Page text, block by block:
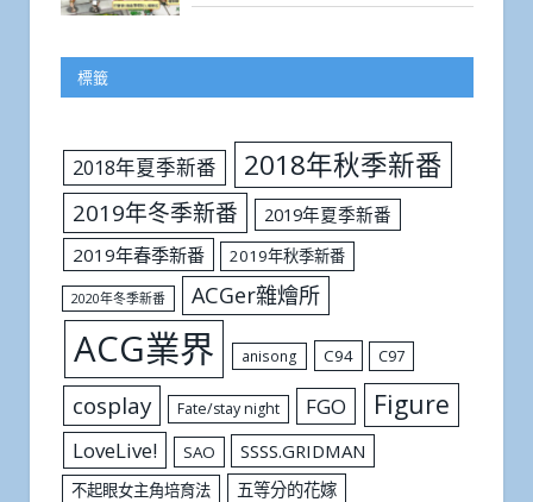
標籤
2018年夏季新番 2018年秋季新番
2019年冬季新番
2019年夏季新番
2019年春季新番
2019年秋季新番
2020年冬季新番 ACGer雜燴所
ACG業界 anisong C94 C97
cosplay Fate/stay night FGO Figure
LoveLive! SAO SSSS.GRIDMAN
不起眼女主角培育法 五等分的花嫁